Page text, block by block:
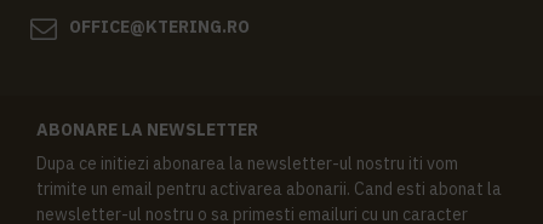
OFFICE@KTERING.RO
ABONARE LA NEWSLETTER
Dupa ce initiezi abonarea la newsletter-ul nostru iti vom
trimite un email pentru activarea abonarii. Cand esti abonat la
newsletter-ul nostru o sa primesti emailuri cu un caracter